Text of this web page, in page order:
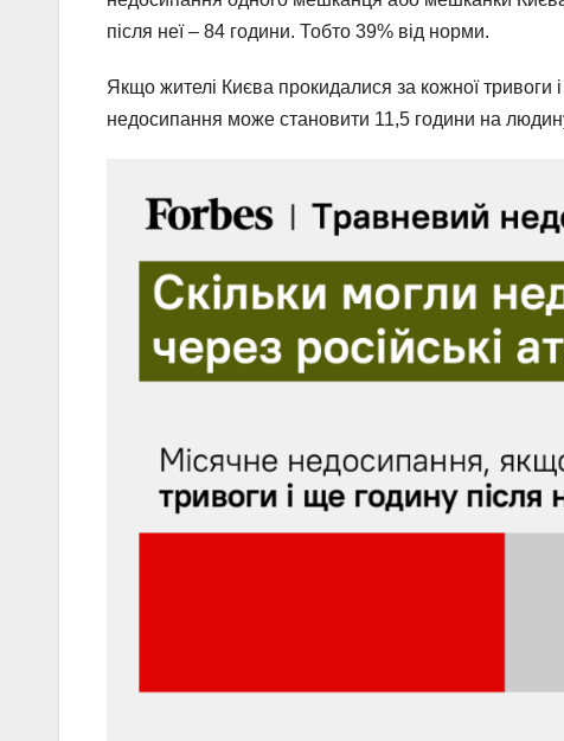
після неї – 84 години. Тобто 39% від норми.
Якщо жителі Києва прокидалися за кожної тривоги і
недосипання може становити 11,5 години на